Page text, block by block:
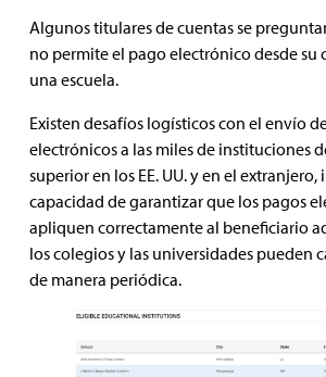
Algunos titulares de cuentas se
no permite el pago electrónico desde su
una escuela.
Existen desafíos logísticos con el envío
electrónicos a las miles de instituciones
superior en los EE. UU. y en el extranjero,
capacidad de garantizar que los pagos
apliquen correctamente al beneficiario
los colegios y las universidades pueden
de manera periódica.